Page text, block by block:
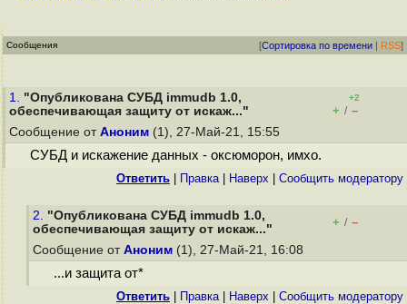
Сообщения [Сортировка по времени | RSS]
1. "Опубликована СУБД immudb 1.0,
обеспечивающая защиту от искаж..."
+2
+ / –
Сообщение от Аноним (1), 27-Май-21, 15:55
СУБД и искажение данных - оксюморон, имхо.
Ответить Правка| Наверх Cообщить модератору
2. "Опубликована СУБД immudb 1.0,
обеспечивающая защиту от искаж..."
+ / –
Сообщение от Аноним (1), 27-Май-21, 16:08
...и защита от*
Ответить Правка| Наверх Cообщить модератору